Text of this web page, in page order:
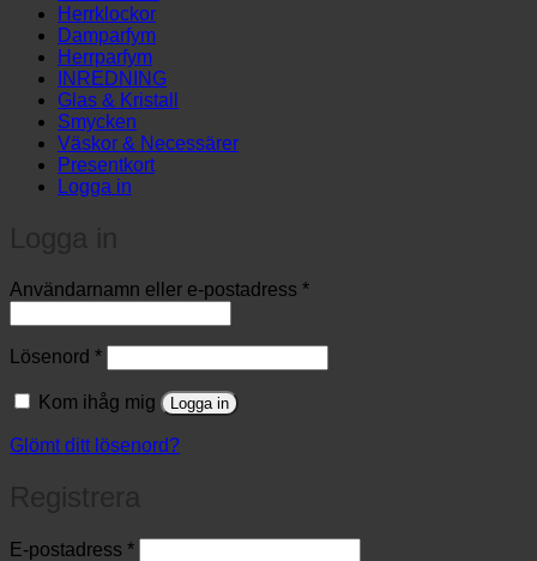
Herrklockor
Damparfym
Herrparfym
INREDNING
Glas & Kristall
Smycken
Väskor & Necessärer
Presentkort
Logga in
Användarnamn eller e-postadress *Obligatoriskt
Lösenord *Obligatoriskt
Kom ihåg mig Logga in
Glömt ditt lösenord?
E-postadress *Obligatoriskt